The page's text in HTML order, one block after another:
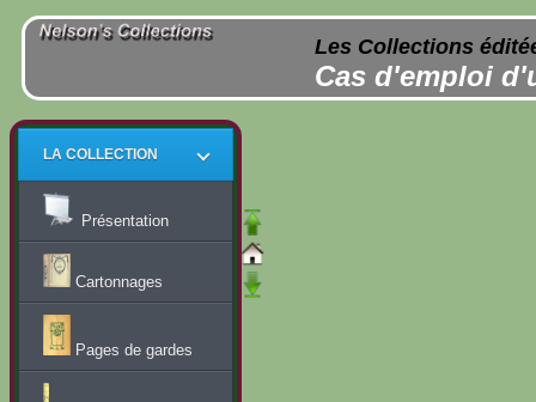
Les Collections
Cas d'emploi
LA COLLECTION
Présentation
Cartonnages
Pages de gardes